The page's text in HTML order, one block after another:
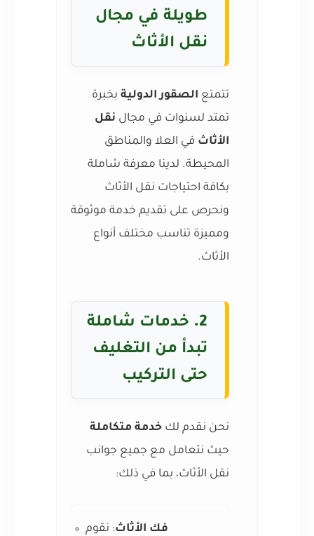
طويلة في مجال
نقل الأثاث
تتمتع الصقور الدولية بخبرة
تمتد لسنوات في مجال نقل
الأثاث في العلا والمناطق
المحيطة. لدينا معرفة شاملة
بكافة احتياجات نقل الأثاث
ونحرص على تقديم خدمة موثوقة
ومميزة تناسب مختلف أنواع
الأثاث.
2.
خدمات شاملة
تبدأ من التغليف
حتى التركيب
نحن نقدم لك خدمة متكاملة
حيث نتعامل مع جميع جوانب
نقل الأثاث، بما في ذلك:
فك الأثاث: نقوم